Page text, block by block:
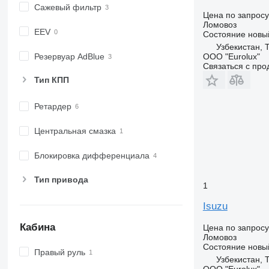
Сажевый фильтр
EEV
Резервуар AdBlue
Тип КПП
Ретардер
Центральная смазка
Блокировка дифференциала
Тип привода
Кабина
Правый руль
Цена по запросу
Ломовоз
Состояние
Узбекистан,
ООО "Eurolux"
Связаться с
1
Isuzu
Цена по запросу
Ломовоз
Состояние
Узбекистан,